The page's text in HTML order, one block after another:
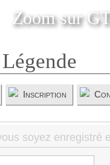
Zoom sur
Inscription
soyez